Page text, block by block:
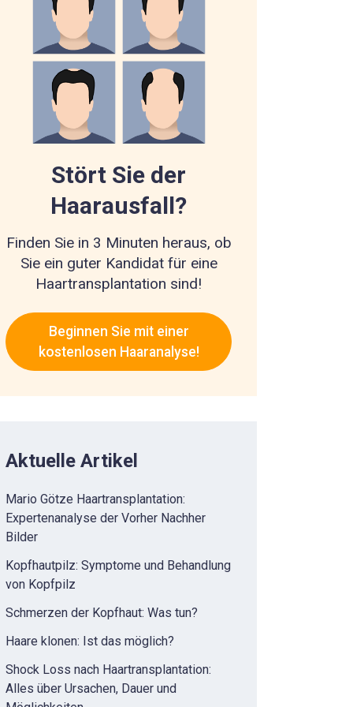
Stört Sie der
Haarausfall?
Finden Sie in 3 Minuten heraus, ob
Sie ein guter Kandidat für eine
Haartransplantation sind!
Beginnen Sie mit einer
kostenlosen Haaranalyse!
Aktuelle Artikel
Mario Götze Haartransplantation:
Expertenanalyse der Vorher Nachher
Bilder
Kopfhautpilz: Symptome und Behandlung
von Kopfpilz
Schmerzen der Kopfhaut: Was tun?
Haare klonen: Ist das möglich?
Shock Loss nach Haartransplantation:
Alles über Ursachen, Dauer und